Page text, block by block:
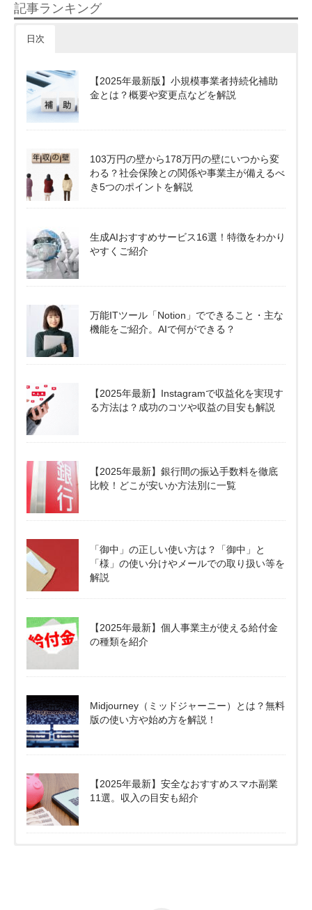
記事ランキング
日次
【2025年最新版】小規模事業者持続化補助
金とは？概要や変更点などを解説
103万円の壁から178万円の壁にいつから変
わる？社会保険との関係や事業主が備えるべ
き5つのポイントを解説
生成AIおすすめサービス16選！特徴をわかり
やすくご紹介
万能ITツール「Notion」でできること・主な
機能をご紹介。AIで何ができる？
【2025年最新】Instagramで収益化を実現す
る方法は？成功のコツや収益の目安も解説
【2025年最新】銀行間の振込手数料を徹底
比較！どこが安いか方法別に一覧
「御中」の正しい使い方は？「御中」と
「様」の使い分けやメールでの取り扱い等を
解説
【2025年最新】個人事業主が使える給付金
の種類を紹介
Midjourney（ミッドジャーニー）とは？無料
版の使い方や始め方を解説！
【2025年最新】安全なおすすめスマホ副業
11選。収入の目安も紹介